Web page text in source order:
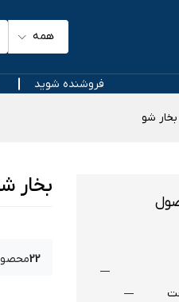
همه
فروشنده شوید
بخار شو
بخار
22